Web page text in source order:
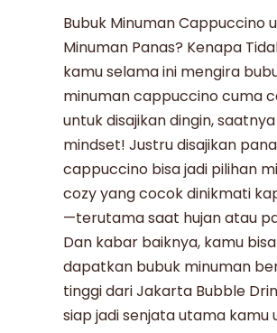
Bubuk Minuman Cappuccino
Minuman Panas? Kenapa
kamu selama ini mengira
minuman cappuccino cuma
untuk disajikan dingin,
mindset! Justru disajikan
cappuccino bisa jadi pilihan
cozy yang cocok dinikmati
—terutama saat hujan atau
Dan kabar baiknya, kamu bisa
dapatkan bubuk minuman
tinggi dari Jakarta Bubble
siap jadi senjata utama kamu